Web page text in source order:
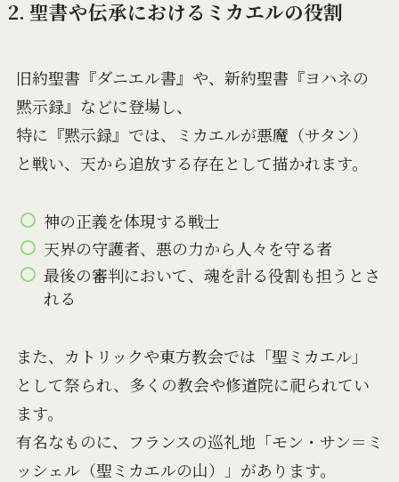
2. 聖書や伝承におけるミカエルの役割
旧約聖書『ダニエル書』や、新約聖書『ヨハネの
黙示録』などに登場し、
特に『黙示録』では、ミカエルが悪魔（サタン）
と戦い、天から追放する存在として描かれます。
神の正義を体現する戦士
天界の守護者、悪の力から人々を守る者
最後の審判において、魂を計る役割も担うとさ
れる
また、カトリックや東方教会では「聖ミカエル」
として祭られ、多くの教会や修道院に祀られてい
ます。
有名なものに、フランスの巡礼地「モン・サン＝ミ
ッシェル（聖ミカエルの山）」があります。